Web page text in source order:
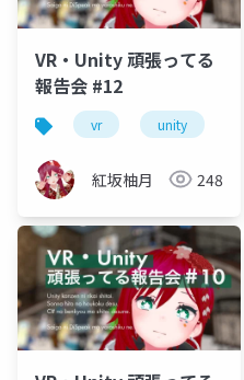
VR・Unity 頑張ってる
報告会 #12
vr unity
紅坂柚月 248